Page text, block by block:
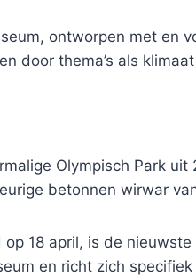
ontworpen met en
door thema’s als
Olympisch Park
betonnen wirwar
op 18 april, is de
en richt zich